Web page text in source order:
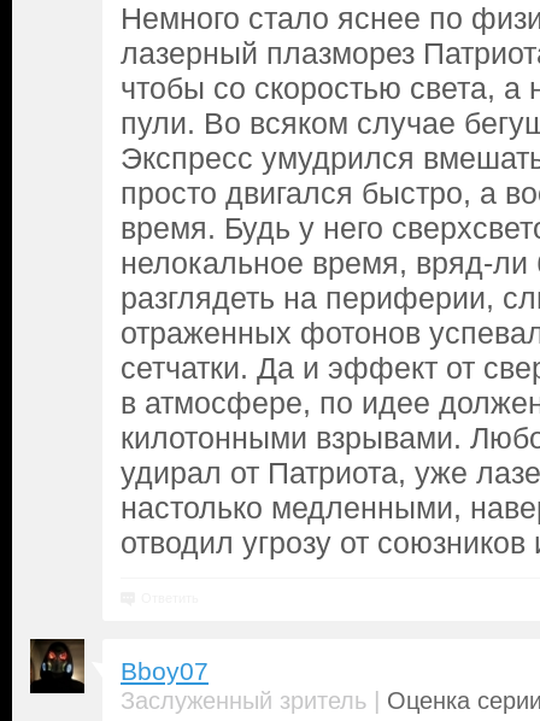
Немного стало яснее по
лазерный плазморез
чтобы со скоростью света, а
пули. Во всяком случае
Экспресс умудрился
просто двигался быстро, а
время. Будь у него
нелокальное время, вряд-ли
разглядеть на периферии,
отраженных фотонов
сетчатки. Да и эффект от
в атмосфере, по идее
килотонными взрывами.
удирал от Патриота, уже
настолько медленными,
отводил угрозу от
Bboy07
Заслуженный зритель | Оценка